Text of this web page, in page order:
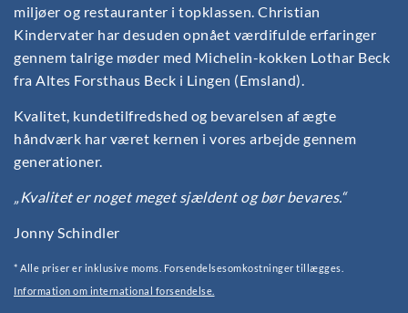
miljøer og restauranter i topklassen. Christian
Kindervater har desuden opnået værdifulde erfaringer
gennem talrige møder med Michelin-kokken Lothar Beck
fra Altes Forsthaus Beck i Lingen (Emsland).
Kvalitet, kundetilfredshed og bevarelsen af ægte
håndværk har været kernen i vores arbejde gennem
generationer.
„Kvalitet er noget meget sjældent og bør bevares.“
Jonny Schindler
* Alle priser er inklusive moms. Forsendelsesomkostninger tillægges.
Information om international forsendelse.